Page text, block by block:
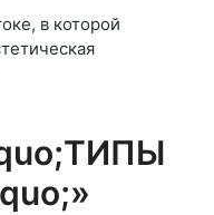
в которой